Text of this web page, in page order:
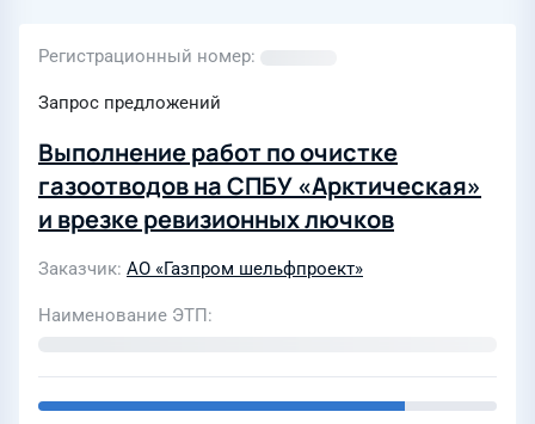
Регистрационный номер
Запрос предложений
Выполнение работ по очистке
газоотводов на СПБУ «Арктическая»
и врезке ревизионных лючков
Заказчик АО «Газпром шельфпроект»
Наименование ЭТП